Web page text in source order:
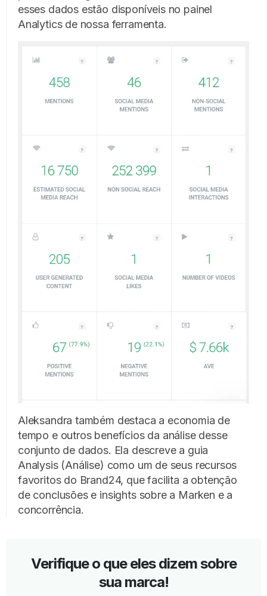
esses dados estão disponíveis no painel
Analytics de nossa ferramenta.
Aleksandra também destaca a economia de
tempo e outros benefícios da análise desse
conjunto de dados. Ela descreve a guia
Analysis (Análise) como um de seus recursos
favoritos do Brand24, que facilita a obtenção
de conclusões e insights sobre a Marken e a
concorrência.
Verifique o que eles dizem sobre
sua marca!